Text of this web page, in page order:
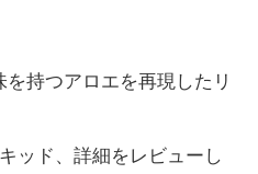
持つアロエを再現したリ
ッド、詳細をレビューし